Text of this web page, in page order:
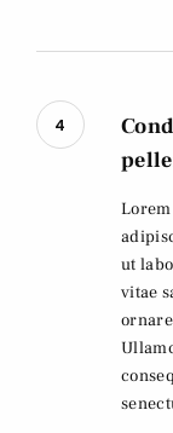
4
ut
vitae